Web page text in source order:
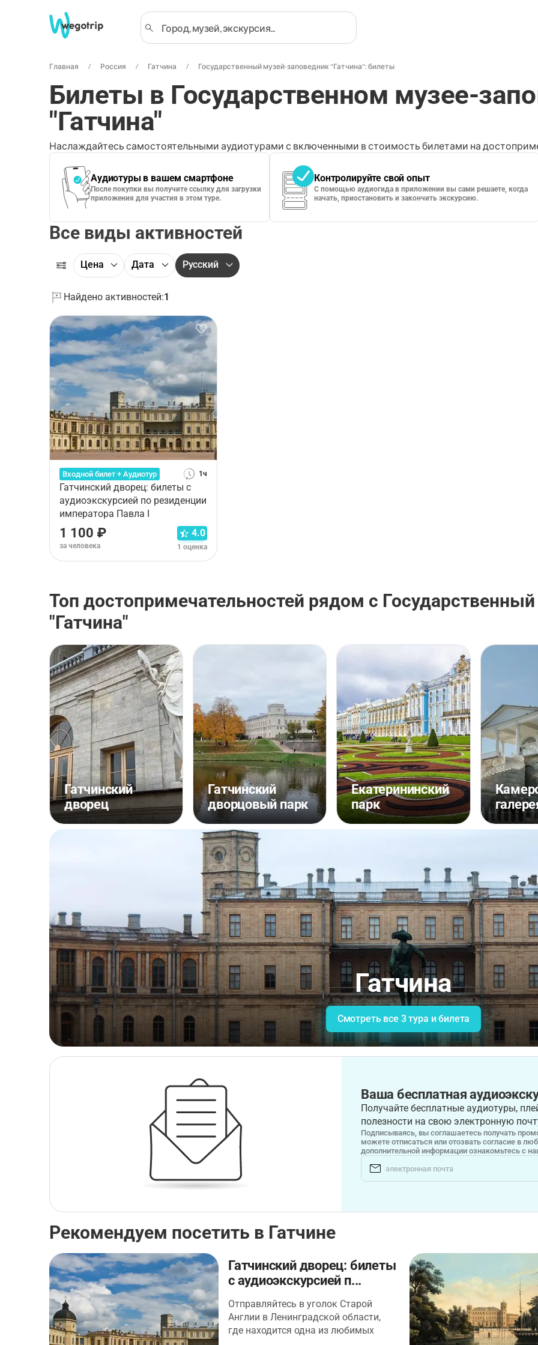
Главная Россия Гатчина Государственный музей-заповедник "Гатчина": билеты
Билеты в Государственном музее-
"Гатчина"
Наслаждайтесь самостоятельными аудиотурами с включенными в стоимость билетами на
Аудиотуры в вашем смартфоне
После покупки вы получите ссылку для загрузки
приложения для участия в этом туре.
Контролируйте свой опыт
С помощью аудиогида в приложении вы сами решаете, когда
начать, приостановить и закончить экскурсию.
Все виды активностей
Цена Дата Русский
Найдено активностей:1
Входной билет + Аудиотур 1ч
Гатчинский дворец: билеты с
аудиоэкскурсией по резиденции
императора Павла I
1 100 ₽
за человека
4.0
1 оценка
Топ достопримечательностей рядом с
"Гатчина"
Гатчинский
дворец
Гатчинский
дворцовый парк
Екатерининский
парк
Гатчина
Смотреть все 3 тура и билета
Ваша бесплатная
Получайте бесплатные аудиотуры,
полезности на свою электронную
Подписываясь, вы соглашаетесь получать
можете отписаться или отозвать согласие в
дополнительной информации ознакомьтесь с
Рекомендуем посетить в Гатчине
Гатчинский дворец: билеты
с аудиоэкскурсией п...
Отправляйтесь в уголок Старой
Англии в Ленинградской области,
где находится одна из любимых